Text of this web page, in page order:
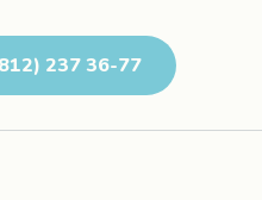
237 36-77